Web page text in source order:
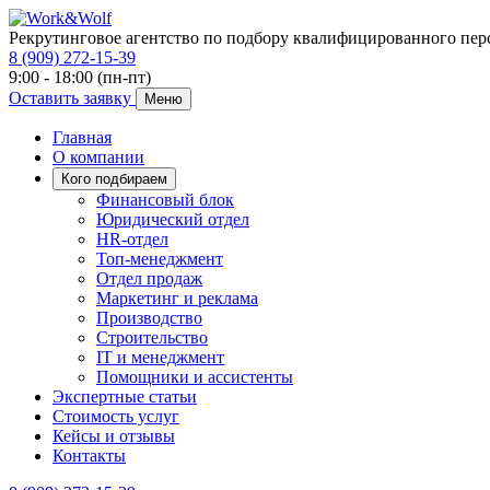
Рекрутинговое агентство по подбору квалифицированного
8 (909) 272-15-39
9:00 - 18:00 (пн-пт)
Оставить заявку
Меню
Главная
О компании
Кого подбираем
Финансовый блок
Юридический отдел
HR-отдел
Топ-менеджмент
Отдел продаж
Маркетинг и реклама
Производство
Строительство
IT и менеджмент
Помощники и ассистенты
Экспертные статьи
Стоимость услуг
Кейсы и отзывы
Контакты